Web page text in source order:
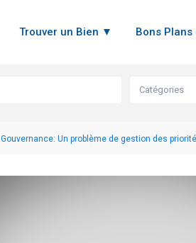
Trouver un Bien ▼ Bons
Catégories
Gouvernance: Un problème de gestion des